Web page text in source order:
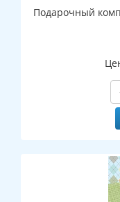
Подарочный